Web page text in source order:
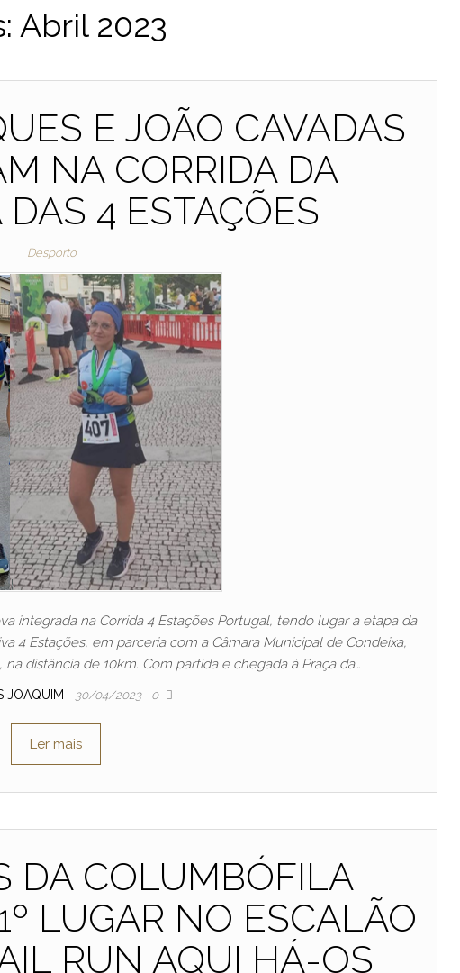
Abril 2023
E JOÃO CAVADAS
NA CORRIDA DA
4 ESTAÇÕES
Desporto
integrada na Corrida 4 Estações Portugal, tendo lugar a etapa da
4 Estações, em parceria com a Câmara Municipal de Condeixa,
distância de 10km. Com partida e chegada à Praça da…
JOAQUIM 30/04/2023 0
Ler mais
DA COLUMBÓFILA
LUGAR NO ESCALÃO
RUN AQUI HÁ-OS